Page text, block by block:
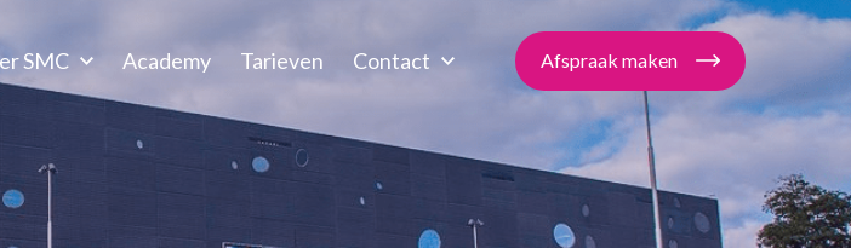
SMC Academy Tarieven Contact